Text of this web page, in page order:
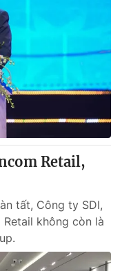
thao
sản
Việt
bằng AI
Retail,
tất, Công ty SDI,
không còn là